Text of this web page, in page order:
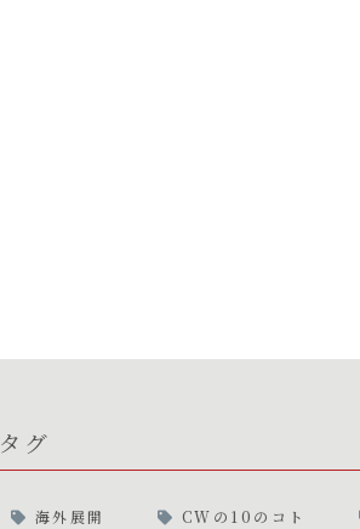
タグ
海外展開 CWの10のコト